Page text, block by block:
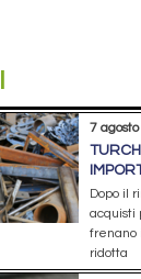
7
Dopo il
acquisti
frenano
ridotta